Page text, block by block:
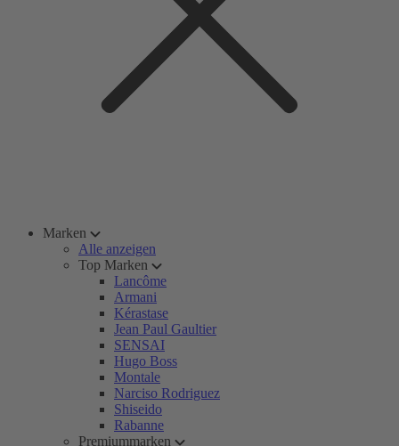
Marken
Alle anzeigen
Top Marken
Lancôme
Armani
Kérastase
Jean Paul Gaultier
SENSAI
Hugo Boss
Montale
Narciso Rodriguez
Shiseido
Rabanne
Premiummarken